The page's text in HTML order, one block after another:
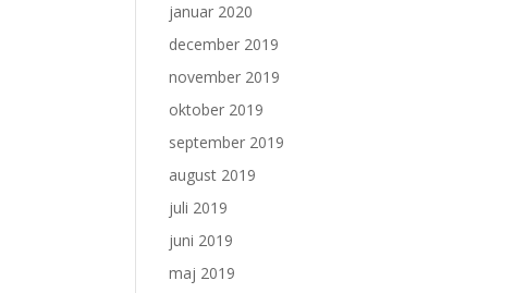
januar 2020
december 2019
november 2019
oktober 2019
september 2019
august 2019
juli 2019
juni 2019
maj 2019